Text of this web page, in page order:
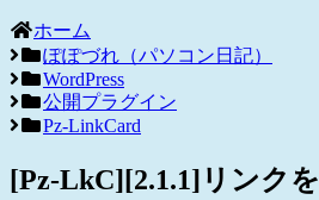
ホーム
ぽぽづれ（パソコン日記）
WordPress
公開プラグイン
Pz-LinkCard
[Pz-LkC][2.1.1]リンク